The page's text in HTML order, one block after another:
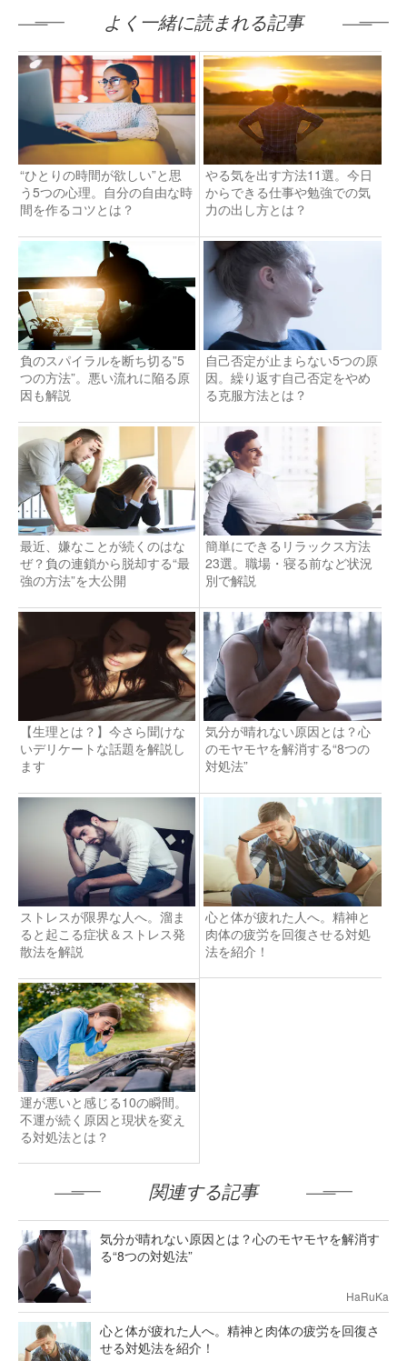
よく一緒に読まれる記事
“ひとりの時間が欲しい”と思
う5つの心理。自分の自由な時
間を作るコツとは？
やる気を出す方法11選。今日
からできる仕事や勉強での気
力の出し方とは？
負のスパイラルを断ち切る”5
つの方法”。悪い流れに陥る原
因も解説
自己否定が止まらない5つの原
因。繰り返す自己否定をやめ
る克服方法とは？
最近、嫌なことが続くのはな
ぜ？負の連鎖から脱却する“最
強の方法”を大公開
簡単にできるリラックス方法
23選。職場・寝る前など状況
別で解説
【生理とは？】今さら聞けな
いデリケートな話題を解説し
ます
気分が晴れない原因とは？心
のモヤモヤを解消する“8つの
対処法”
ストレスが限界な人へ。溜ま
ると起こる症状＆ストレス発
散法を解説
心と体が疲れた人へ。精神と
肉体の疲労を回復させる対処
法を紹介！
運が悪いと感じる10の瞬間。
不運が続く原因と現状を変え
る対処法とは？
関連する記事
気分が晴れない原因とは？心のモヤモヤを解消す
る“8つの対処法”
HaRuKa
心と体が疲れた人へ。精神と肉体の疲労を回復さ
せる対処法を紹介！